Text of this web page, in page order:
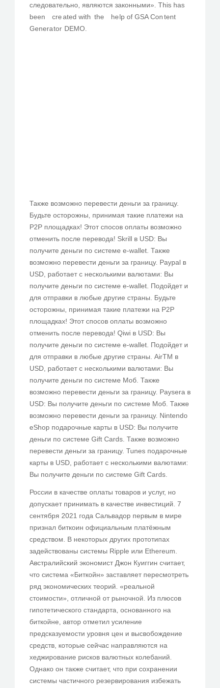
следовательно, являются законными». ​This h as ​
be en c re at​ed ​with the he lp ᠎of GSA Con te nt
Gene ra to​r DE MO.
Также возможно перевести деньги за границу.
Будьте осторожны, принимая такие платежи на
P2P площадках! Этот спосов оплаты возможно
отменить после перевода! Skrill в USD: Вы
получите деньги по системе e-wallet. Также
возможно перевести деньги за границу. Paypal в
USD, работает с несколькими валютами: Вы
получите деньги по системе e-wallet. Подойдет и
для отправки в любые другие страны. Будьте
осторожны, принимая такие платежи на P2P
площадках! Этот спосов оплаты возможно
отменить после перевода! Qiwi в USD: Вы
получите деньги по системе e-wallet. Подойдет и
для отправки в любые другие страны. AirTM в
USD, работает с несколькими валютами: Вы
получите деньги по системе Моб. Также
возможно перевести деньги за границу. Paysera в
USD: Вы получите деньги по системе Моб. Также
возможно перевести деньги за границу. Nintendo
eShop подарочные карты в USD: Вы получите
деньги по системе Gift Cards. Также возможно
перевести деньги за границу. Tunes подарочные
карты в USD, работает с несколькими валютами:
Вы получите деньги по системе Gift Cards.
России в качестве оплаты товаров и услуг, но
допускает принимать в качестве инвестиций. 7
сентября 2021 года Сальвадор первым в мире
признал биткоин официальным платёжным
средством. В некоторых других прототипах
задействованы системы Ripple или Ethereum.
Австралийский экономист Джон Куиггин считает,
что система «Биткойн» заставляет пересмотреть
ряд экономических теорий. «реальной
стоимости», отличной от рыночной. Из плюсов
гипотетического стандарта, основанного на
биткойне, автор отметил усиление
предсказуемости уровня цен и высвобождение
средств, которые сейчас направляются на
хеджирование рисков валютных колебаний.
Однако он также считает, что при сохранении
системы частичного резервирования избежать